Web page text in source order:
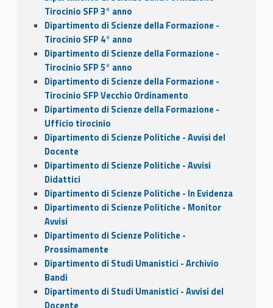
Tirocinio SFP 3° anno
Dipartimento di Scienze della Formazione -
Tirocinio SFP 4° anno
Dipartimento di Scienze della Formazione -
Tirocinio SFP 5° anno
Dipartimento di Scienze della Formazione -
Tirocinio SFP Vecchio Ordinamento
Dipartimento di Scienze della Formazione -
Ufficio tirocinio
Dipartimento di Scienze Politiche - Avvisi del
Docente
Dipartimento di Scienze Politiche - Avvisi
Didattici
Dipartimento di Scienze Politiche - In Evidenza
Dipartimento di Scienze Politiche - Monitor
Avvisi
Dipartimento di Scienze Politiche -
Prossimamente
Dipartimento di Studi Umanistici - Archivio
Bandi
Dipartimento di Studi Umanistici - Avvisi del
Docente